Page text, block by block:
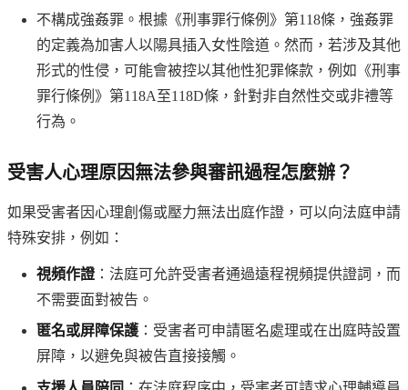
不構成強姦罪。根據《刑事罪行條例》第118條，強姦罪
的定義為加害人以陽具插入女性陰道。然而，若涉及其他
形式的性侵，可能會被控以其他性犯罪條款，例如《刑事
罪行條例》第118A至118D條，針對非自然性交或非禮等
行為。
受害人心理原因無法參與審訊過程怎麼辦？
如果受害者因心理創傷或壓力無法出庭作證，可以向法庭申請
特殊安排，例如：
視頻作證 ：法庭可允許受害者通過遠程視頻提供證詞，而
不需要面對被告。
匿名或屏障保護 ：受害者可申請匿名處理或在出庭時設置
屏障，以避免與被告直接接觸。